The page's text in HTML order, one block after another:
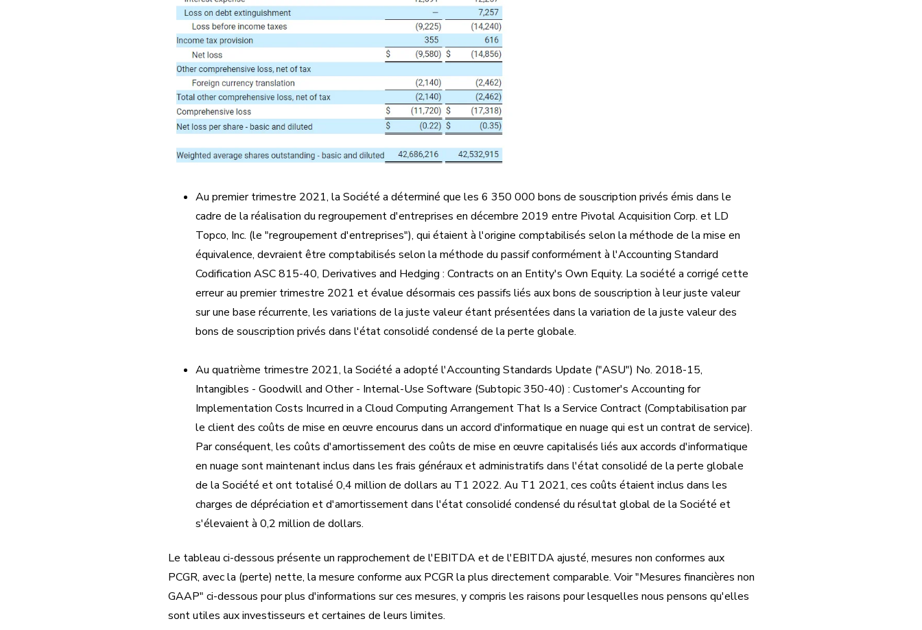
Au premier trimestre 2021, la Société a déterminé que les 6 350 000 bons de souscription privés émis dans le
cadre de la réalisation du regroupement d'entreprises en décembre 2019 entre Pivotal Acquisition Corp. et LD
Topco, Inc. (le "regroupement d'entreprises"), qui étaient à l'origine comptabilisés selon la méthode de la mise en
équivalence, devraient être comptabilisés selon la méthode du passif conformément à l'Accounting Standard
Codification ASC 815-40, Derivatives and Hedging : Contracts on an Entity's Own Equity. La société a corrigé cette
erreur au premier trimestre 2021 et évalue désormais ces passifs liés aux bons de souscription à leur juste valeur
sur une base récurrente, les variations de la juste valeur étant présentées dans la variation de la juste valeur des
bons de souscription privés dans l'état consolidé condensé de la perte globale.
Au quatrième trimestre 2021, la Société a adopté l'Accounting Standards Update ("ASU") No. 2018-15,
Intangibles - Goodwill and Other - Internal-Use Software (Subtopic 350-40) : Customer's Accounting for
Implementation Costs Incurred in a Cloud Computing Arrangement That Is a Service Contract (Comptabilisation par
le client des coûts de mise en œuvre encourus dans un accord d'informatique en nuage qui est un contrat de service).
Par conséquent, les coûts d'amortissement des coûts de mise en œuvre capitalisés liés aux accords d'informatique
en nuage sont maintenant inclus dans les frais généraux et administratifs dans l'état consolidé de la perte globale
de la Société et ont totalisé 0,4 million de dollars au T1 2022. Au T1 2021, ces coûts étaient inclus dans les
charges de dépréciation et d'amortissement dans l'état consolidé condensé du résultat global de la Société et
s'élevaient à 0,2 million de dollars.
Le tableau ci-dessous présente un rapprochement de l'EBITDA et de l'EBITDA ajusté, mesures non conformes aux
PCGR, avec la (perte) nette, la mesure conforme aux PCGR la plus directement comparable. Voir "Mesures financières non
GAAP" ci-dessous pour plus d'informations sur ces mesures, y compris les raisons pour lesquelles nous pensons qu'elles
sont utiles aux investisseurs et certaines de leurs limites.